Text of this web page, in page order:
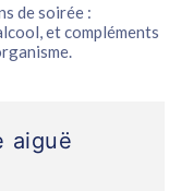
de soirée :
et compléments
aiguë